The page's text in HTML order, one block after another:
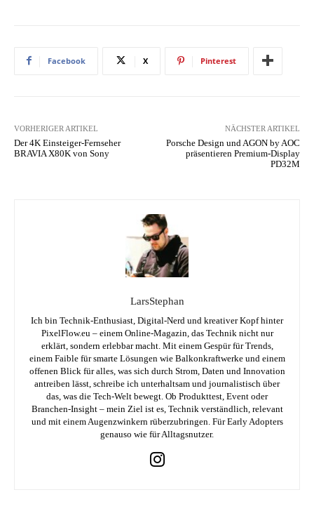
Facebook X Pinterest
VORHERIGER ARTIKEL
Der 4K Einsteiger-Fernseher
BRAVIA X80K von Sony
NÄCHSTER ARTIKEL
Porsche Design und AGON by AOC
präsentieren Premium-Display
PD32M
LarsStephan
Ich bin Technik-Enthusiast, Digital-Nerd und kreativer Kopf hinter
PixelFlow.eu – einem Online-Magazin, das Technik nicht nur
erklärt, sondern erlebbar macht. Mit einem Gespür für Trends,
einem Faible für smarte Lösungen wie Balkonkraftwerke und einem
offenen Blick für alles, was sich durch Strom, Daten und Innovation
antreiben lässt, schreibe ich unterhaltsam und journalistisch über
das, was die Tech-Welt bewegt. Ob Produkttest, Event oder
Branchen-Insight – mein Ziel ist es, Technik verständlich, relevant
und mit einem Augenzwinkern rüberzubringen. Für Early Adopters
genauso wie für Alltagsnutzer.